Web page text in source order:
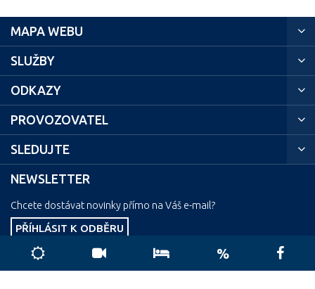
MAPA WEBU
SLUŽBY
ODKAZY
PROVOZOVATEL
SLEDUJTE
NEWSLETTER
Chcete dostávat novinky přímo na Váš e-mail?
PŘÍHLÁSIT K ODBĚRU